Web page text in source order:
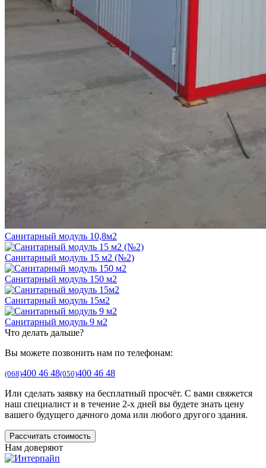
Санитарный модуль 10,8м2
Санитарный модуль 15 м2 (№2)
Санитарный модуль 150 м2
Санитарный модуль 15м2
Санитарный модуль 9 м2
Что делать дальше?
Вы можете позвонить нам по телефонам:
(068)400 46 48(050)400 46 48
Или сделать заявку на бесплатный просчёт. С вами свяжется
наш специалист и в течение 2-х дней вы будете знать цену
вашего будущего дачного дома или любого другого здания.
Рассчитать стоимость
Нам доверяют